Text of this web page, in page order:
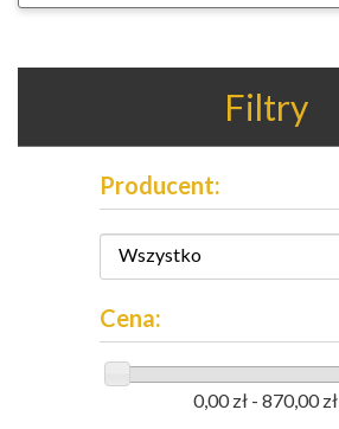
Filtry
Producent:
Wszystko
Cena:
0,00 zł - 870,00 zł